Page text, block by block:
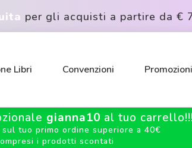
per gli acquisti a partire da €
Libri Convenzioni Promozioni
gianna10 al tuo carrello!!!
tuo primo ordine superiore a 40€
i prodotti scontati